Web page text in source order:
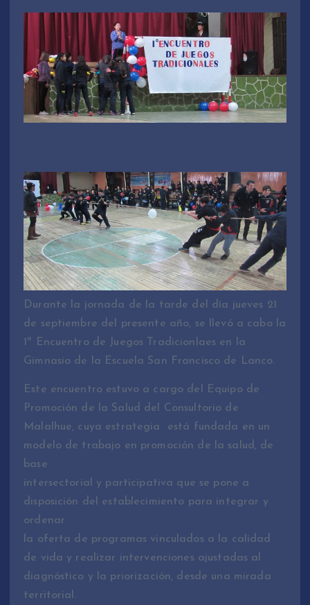
Durante la jornada de la tarde del día jueves 21
de septiembre del presente año, se llevó a cabo la
1º Encuentro de Juegos Tradicionlaes en la
Gimnasio de la Escuela San Francisco de Lanco.
Este encuentro estuvo a cargo del Equipo de
Promoción de la Salud del Consultorio de
Malalhue, cuya estrategia está fundada en un
modelo de trabajo en promoción de la salud, de
base
intersectorial y participativa que se pone a
disposición del establecimiento para integrar y
ordenar
la oferta de programas vinculados a la calidad
de vida y realizar intervenciones ajustadas al
diagnóstico y la priorización, desde una mirada
territorial.